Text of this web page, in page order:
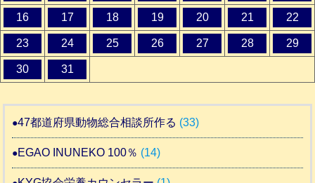
16 17 18 19 20 21 22
23 24 25 26 27 28 29
30 31
47都道府県動物総合相談所作る (33)
EGAO INUNEKO 100％ (14)